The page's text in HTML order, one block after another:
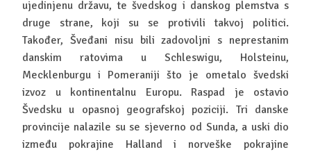
ujedinjenu državu, te švedskog i danskog plemstva s
druge strane, koji su se protivili takvoj politici.
Također, Šveđani nisu bili zadovoljni s neprestanim
danskim ratovima u Schleswigu, Holsteinu,
Mecklenburgu i Pomeraniji što je ometalo švedski
izvoz u kontinentalnu Europu. Raspad je ostavio
Švedsku u opasnoj geografskoj poziciji. Tri danske
provincije nalazile su se sjeverno od Sunda, a uski dio
između pokrajine Halland i norveške pokrajine